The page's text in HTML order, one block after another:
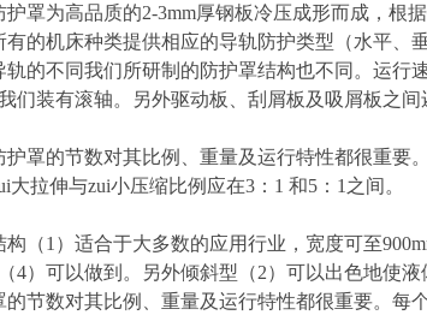
罩为高品质的2-3mm厚钢板冷压成形而成，根
的机床种类提供相应的导轨防护类型（水平、
的不同我们所研制的防护罩结构也不同。运行
们装有滚轴。另外驱动板、刮屑板及吸屑板之
护罩的节数对其比例、重量及运行特性都很重要
大拉伸与zui小压缩比例应在3：1 和5：1之间。
（1）适合于大多数的应用行业，宽度可至
4）可以做到。另外倾斜型（2）可以出色地使液
的节数对其比例、重量及运行特性都很重要。每